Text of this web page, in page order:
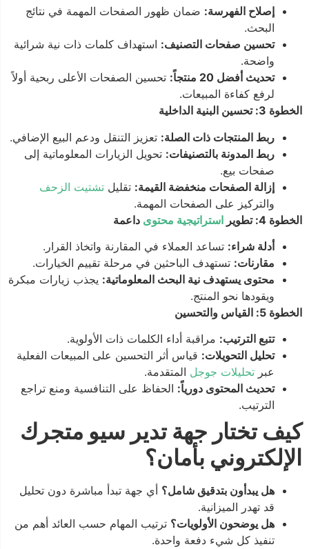
إصلاح الفهرسة:ضمان ظهور الصفحات المهمة في نتائج
البحث.
تحسين صفحات التصنيف:استهداف كلمات ذات نية شرائية
واضحة.
تحديث أفضل 20 منتجاً:
تحسين الصفحات الأعلى ربحية أولاً
لرفع كفاءة المبيعات.
الخطوة 3: تحسين البنية الداخلية
ربط المنتجات ذات الصلة:تعزيز التنقل ودعم البيع الإضافي.
ربط المدونة بالتصنيفات:تحويل الزيارات المعلوماتية إلى
صفحات بيع.
إزالة الصفحات منخفضة القيمة:تقليل تشتيت الزحف
والتركيز على الصفحات المهمة.
الخطوة 4: تطوير
استراتيجية محتوىداعمة
أدلة شراء:تساعد العملاء في المقارنة واتخاذ القرار.
مقارنات:تستهدف الباحثين في مرحلة تقييم الخيارات.
محتوى يستهدف نية البحث المعلوماتية:يجذب زيارات مبكرة
ويقودها نحو المنتج.
الخطوة 5: القياس والتحسين
تتبع الترتيب:مراقبة أداء الكلمات ذات الأولوية.
تحليل التحويلات:قياس أثر التحسين على المبيعات الفعلية
عبر تحليلات جوجل المتقدمة.
تحديث المحتوى دورياً:الحفاظ على التنافسية ومنع تراجع
الترتيب.
كيف تختار جهة تدير سيو متجرك
الإلكتروني بأمان؟
هل يبدأون بتدقيق شامل؟أي جهة تبدأ مباشرة دون تحليل
قد تهدر الميزانية.
هل يوضحون الأولويات؟ترتيب المهام حسب العائد أهم من
تنفيذ كل شيء دفعة واحدة.